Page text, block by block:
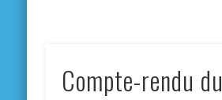
Compte-rendu du